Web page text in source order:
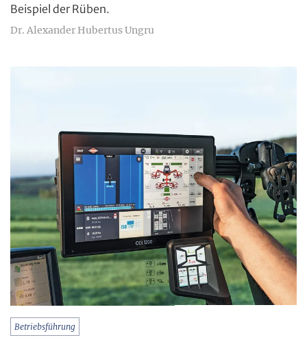
Beispiel der Rüben.
Dr. Alexander Hubertus Ungru
Betriebsführung